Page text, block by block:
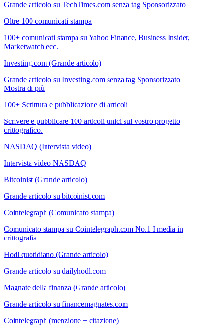
Grande articolo su TechTimes.com senza tag Sponsorizzato
Oltre 100 comunicati stampa
100+ comunicati stampa su Yahoo Finance, Business Insider,
Marketwatch ecc.
Investing.com (Grande articolo)
Grande articolo su Investing.com senza tag Sponsorizzato
Mostra di più
100+ Scrittura e pubblicazione di articoli
Scrivere e pubblicare 100 articoli unici sul vostro progetto
crittografico.
NASDAQ (Intervista video)
Intervista video NASDAQ
Bitcoinist (Grande articolo)
Grande articolo su bitcoinist.com
Cointelegraph (Comunicato stampa)
Comunicato stampa su Cointelegraph.com No.1 I media in
crittografia
Hodl quotidiano (Grande articolo)
Grande articolo su dailyhodl.com
Magnate della finanza (Grande articolo)
Grande articolo su financemagnates.com
Cointelegraph (menzione + citazione)